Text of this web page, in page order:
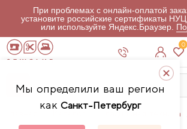
При проблемах с онлайн-оплатой
установите российские сертификаты
или используйте Яндекс.Браузер.
Мы определили ваш регион
как Санкт-Петербург
0
Гладильная техника